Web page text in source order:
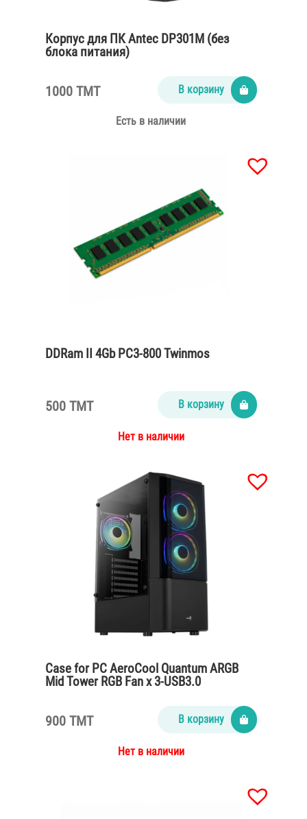
Корпус для ПК Antec DP301M (без
блока питания)
1000 TMT В корзину
Есть в наличии
DDRam II 4Gb PC3-800 Twinmos
500 TMT В корзину
Нет в наличии
Case for PC AeroCool Quantum ARGB
Mid Tower RGB Fan x 3-USB3.0
900 TMT В корзину
Нет в наличии